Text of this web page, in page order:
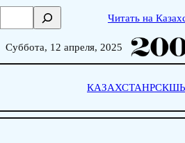
Skip
о
Читать на
Суббота, 12 апреля, 2025
КАЗАХСТАНРСК